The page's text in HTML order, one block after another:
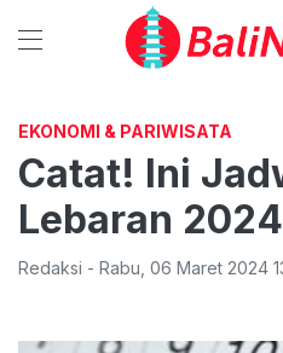
EKONOMI & PARIWISATA
Catat! Ini
Lebaran 2024
Redaksi - Rabu 06 Maret 2024